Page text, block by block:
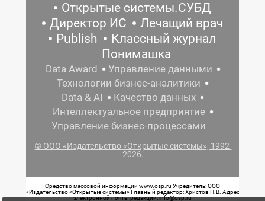
Открытые системы.СУБД
Директор ИС
Лечащий врач
Publish
Классный журнал
Понимашка
Data Award
Управление данными
Технологии бизнес-аналитики
Data & AI
Качество данных
Интеллектуальное предприятие
Управление бизнес-процессами
© ООО «Издательство «Открытые системы», 1992-
2026.
Средство массовой информации www.osp.ru Учредитель: ООО
«Издательство «Открытые системы» Главный редактор: Христов П.В. Адрес
электронной почты редакции: info@osp.ru